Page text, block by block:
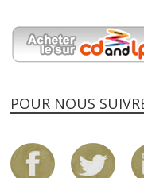
POUR NOUS